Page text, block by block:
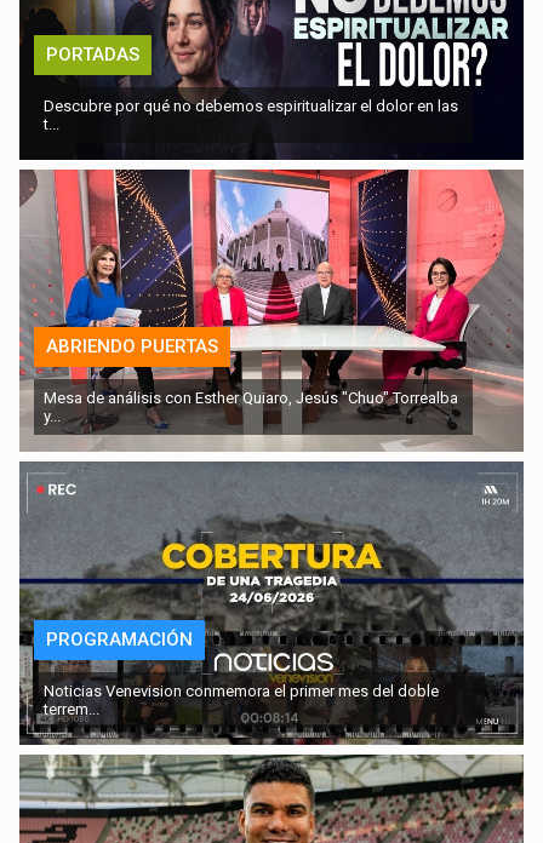
PORTADAS
Descubre por qué no debemos espiritualizar el dolor en las
t...
ABRIENDO PUERTAS
Mesa de análisis con Esther Quiaro, Jesús "Chuo" Torrealba
y...
PROGRAMACIÓN
Noticias Venevision conmemora el primer mes del doble
terrem...